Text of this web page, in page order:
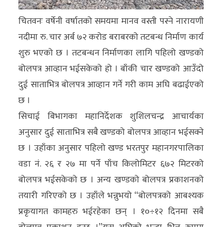
विचार/
ब्लग
खेलकुद
रोचक
अन्य
क्लिक
खबर
विशेष
राशिफल
फोटो
ग्यालरी
चितवनः वर्षेनी वर्षातको समयमा मानव वस्ती पस्ने नारायणी
नदीमा रु. चार अर्ब ७२ करोड बराबरको तटबन्ध निर्माण कार्य
शुरु भएको छ । तटबन्धन निर्माणका लागि पहिलो खण्डको
बोलपत्र आव्हान भईसकेको हो । बाँकी चार खण्डको आउँदो
दुई साताभित्र बोलपत्र आव्हान गर्ने गरी काम अघि बढाईएको
छ ।
सिचाई बिभागका महानिर्देशक शुशिलचन्द्र आचार्यका
अनुसार दुई साताभित्र सबै खण्डको बोलपत्र आव्हान भईसक्ने
छ । उहाँका अनुसार पहिलो खण्ड भरतपुर महानगरपालिका
वडा नं. २६ र २७ मा पर्ने पाँच किलोमिटर ६७२ मिटरको
बोलपत्र भईसकेको छ । अन्य खण्डको बोलपत्र प्रकाशनको
तयारी गरिएको छ । उहाँले भन्नुभयो “बोलपत्रको आबश्यक
प्रकृयागत कामहरु भईरहेका छन् । १०÷१२ दिनमा सबै